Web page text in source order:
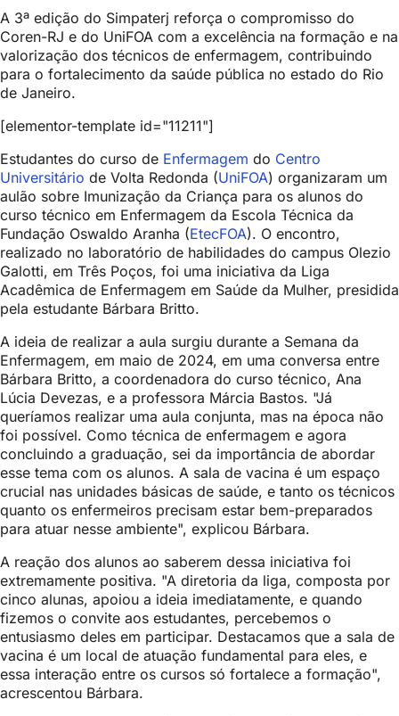
A 3ª edição do Simpaterj reforça o compromisso do
Coren-RJ e do UniFOA com a excelência na formação e na
valorização dos técnicos de enfermagem, contribuindo
para o fortalecimento da saúde pública no estado do Rio
de Janeiro.
[elementor-template id="11211"]
Estudantes do curso de Enfermagem do Centro
Universitário de Volta Redonda (UniFOA) organizaram um
aulão sobre Imunização da Criança para os alunos do
curso técnico em Enfermagem da Escola Técnica da
Fundação Oswaldo Aranha (EtecFOA). O encontro,
realizado no laboratório de habilidades do campus Olezio
Galotti, em Três Poços, foi uma iniciativa da Liga
Acadêmica de Enfermagem em Saúde da Mulher, presidida
pela estudante Bárbara Britto.
A ideia de realizar a aula surgiu durante a Semana da
Enfermagem, em maio de 2024, em uma conversa entre
Bárbara Britto, a coordenadora do curso técnico, Ana
Lúcia Devezas, e a professora Márcia Bastos. "Já
queríamos realizar uma aula conjunta, mas na época não
foi possível. Como técnica de enfermagem e agora
concluindo a graduação, sei da importância de abordar
esse tema com os alunos. A sala de vacina é um espaço
crucial nas unidades básicas de saúde, e tanto os técnicos
quanto os enfermeiros precisam estar bem-preparados
para atuar nesse ambiente", explicou Bárbara.
A reação dos alunos ao saberem dessa iniciativa foi
extremamente positiva. "A diretoria da liga, composta por
cinco alunas, apoiou a ideia imediatamente, e quando
fizemos o convite aos estudantes, percebemos o
entusiasmo deles em participar. Destacamos que a sala de
vacina é um local de atuação fundamental para eles, e
essa interação entre os cursos só fortalece a formação",
acrescentou Bárbara.